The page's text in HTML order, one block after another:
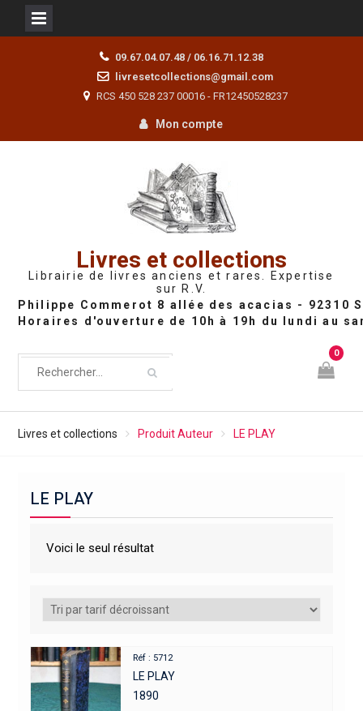
09.67.04.07.48 / 06.16.71.12.38
livresetcollections@gmail.com
RCS 450 528 237 00016 - FR12450528237
Mon compte
Livres et collections
Librairie de livres anciens et rares. Expertise
sur R.V.
0
Livres et collections Produit Auteur LE PLAY
LE PLAY
Voici le seul résultat
Réf : 5712
LE PLAY
1890